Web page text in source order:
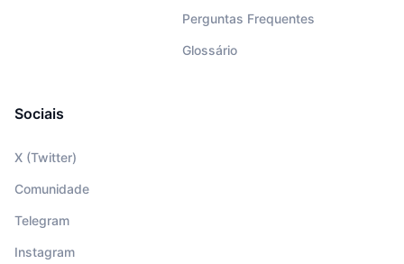
Perguntas Frequentes
Glossário
Sociais
X (Twitter)
Comunidade
Telegram
Instagram